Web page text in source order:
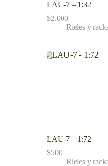
LAU-7 – 1:32
$2.000
Rieles y
LAU-7 – 1:72
$500
Rieles y